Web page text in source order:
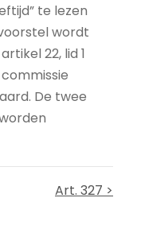
te lezen
wordt
22, lid 1
De twee
Art. 327 >